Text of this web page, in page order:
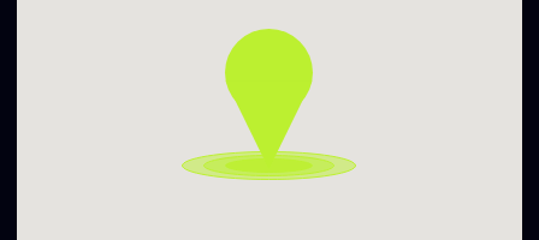
Gauk PROMO kodą įėjimui – siųsk SMS su tekstu SOHO
SESTADIENIS numeriu +370 699 19092
Daugiau informacijos – www.sohoclub.lt
Soho Dainyklos projekto veiklas iš dalies finansuoja Vilniaus